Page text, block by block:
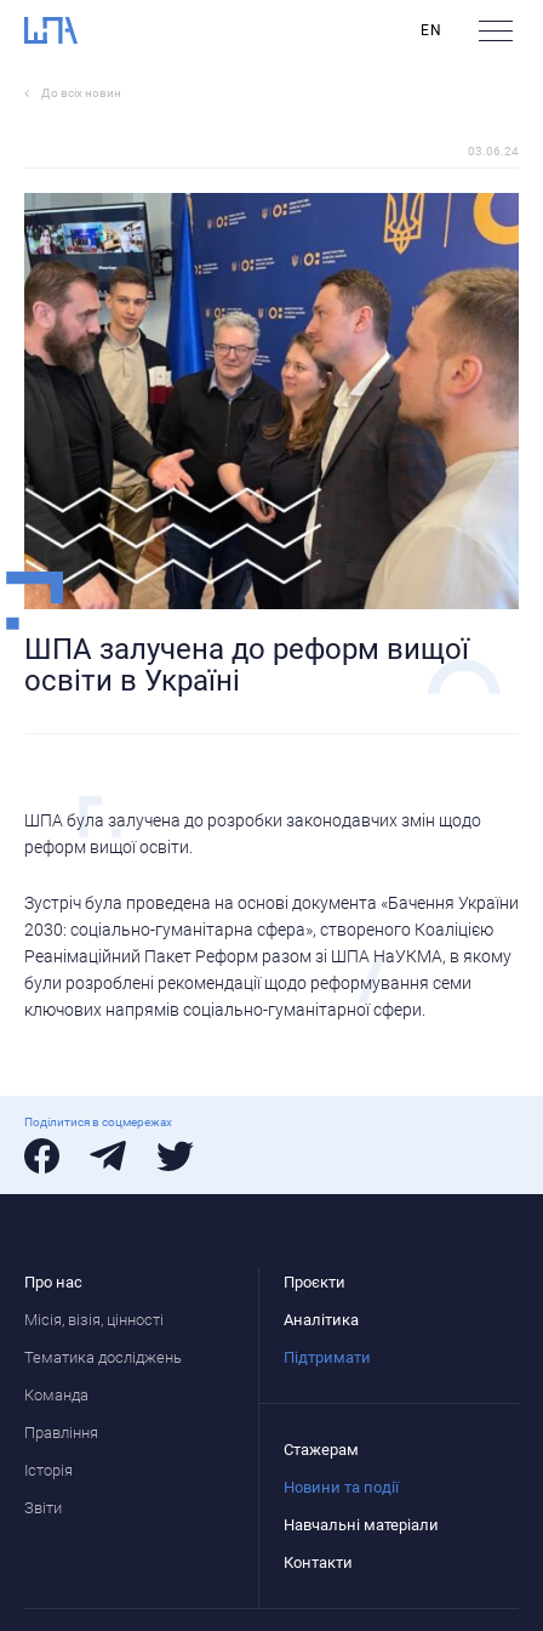
EN
До всіх новин
03.06.24
ШПА залучена до реформ вищої
освіти в Україні
ШПА була залучена до розробки законодавчих змін щодо
реформ вищої освіти.
Зустріч була проведена на основі документа «Бачення України
2030: соціально-гуманітарна сфера», створеного Коаліцією
Реанімаційний Пакет Реформ разом зі ШПА НаУКМА, в якому
були розроблені рекомендації щодо реформування семи
ключових напрямів соціально-гуманітарної сфери.
Поділитися в соцмережах
Про нас
Місія, візія, цінності
Тематика досліджень
Команда
Правління
Історія
Звіти
Проєкти
Аналітика
Підтримати
Стажерам
Новини та події
Навчальні матеріали
Контакти